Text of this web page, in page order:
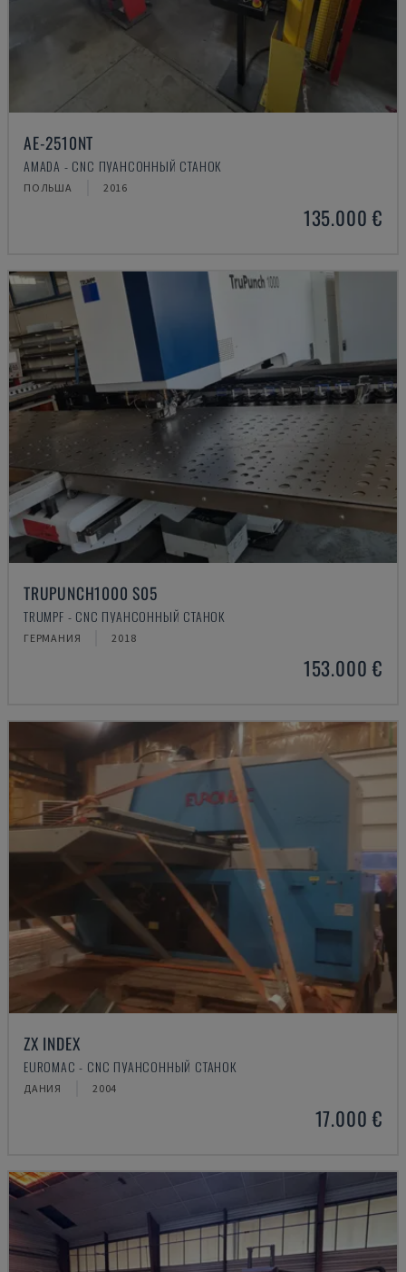
AE-2510NT
AMADA - CNC ПУАНСОННЫЙ СТАНОК
ПОЛЬША 2016
135.000 €
TRUPUNCH1000 S05
TRUMPF - CNC ПУАНСОННЫЙ СТАНОК
ГЕРМАНИЯ 2018
153.000 €
ZX INDEX
EUROMAC - CNC ПУАНСОННЫЙ СТАНОК
ДАНИЯ 2004
17.000 €